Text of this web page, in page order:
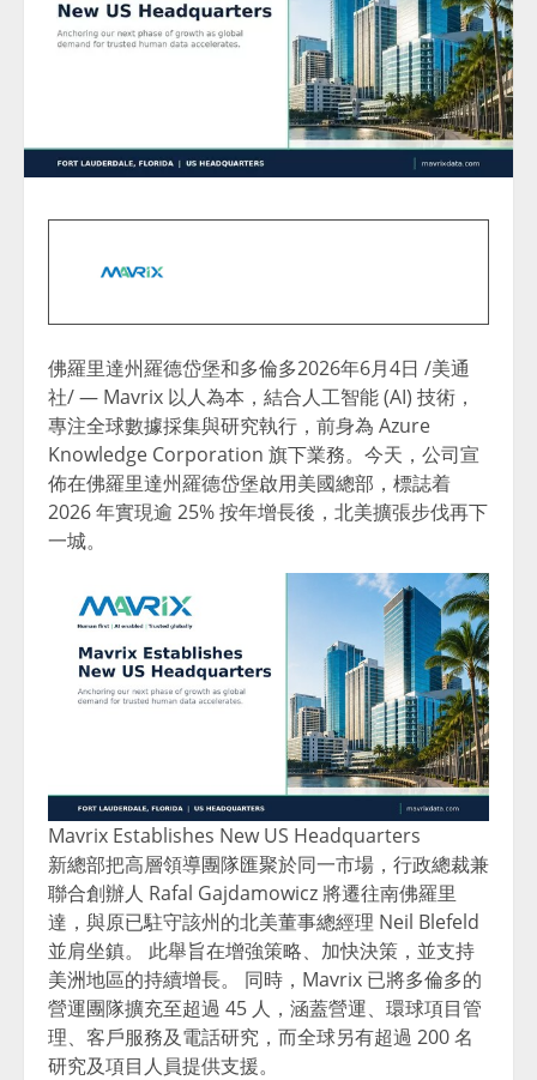
佛羅里達州羅德岱堡和多倫多2026年6月4日 /美通
社/ — Mavrix 以人為本，結合人工智能 (AI) 技術，
專注全球數據採集與研究執行，前身為 Azure
Knowledge Corporation 旗下業務。今天，公司宣
佈在佛羅里達州羅德岱堡啟用美國總部，標誌着
2026 年實現逾 25% 按年增長後，北美擴張步伐再下
一城。
Mavrix Establishes New US Headquarters
新總部把高層領導團隊匯聚於同一市場，行政總裁兼
聯合創辦人 Rafal Gajdamowicz 將遷往南佛羅里
達，與原已駐守該州的北美董事總經理 Neil Blefeld
並肩坐鎮。 此舉旨在增強策略、加快決策，並支持
美洲地區的持續增長。 同時，Mavrix 已將多倫多的
營運團隊擴充至超過 45 人，涵蓋營運、環球項目管
理、客戶服務及電話研究，而全球另有超過 200 名
研究及項目人員提供支援。